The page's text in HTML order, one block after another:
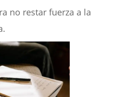
no restar fuerza a la